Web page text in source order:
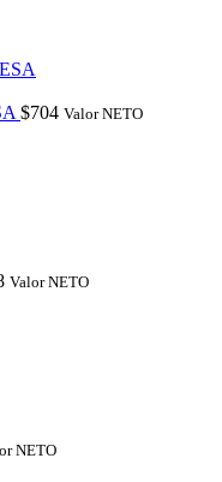
$704 Valor NETO
Valor NETO
NETO